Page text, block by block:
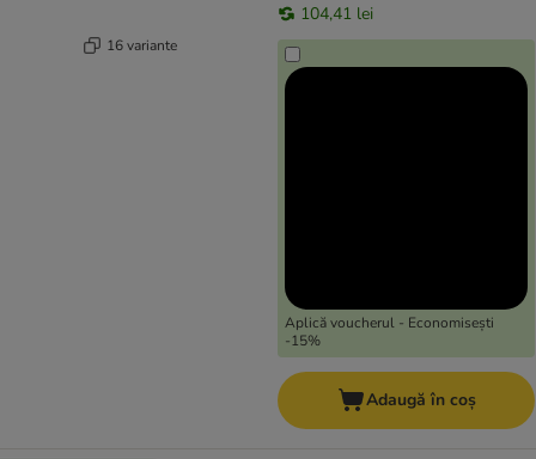
16 variante
104,41 lei
Aplică voucherul - Economisești
-15%
Adaugă în coș